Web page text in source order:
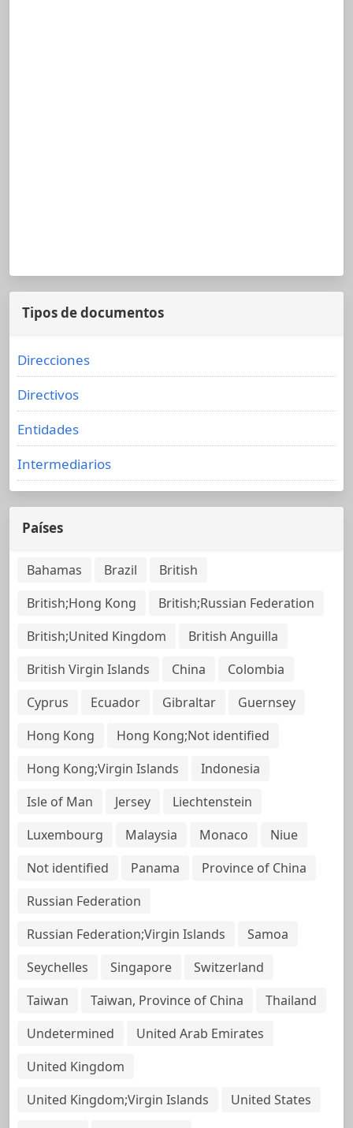
Tipos de documentos
Direcciones
Directivos
Entidades
Intermediarios
Países
Bahamas Brazil
British
British;Hong Kong
British;Russian Federation
British;United Kingdom
British Anguilla
British Virgin Islands
China
Colombia
Cyprus
Ecuador Gibraltar
Guernsey
Hong Kong
Hong Kong;Not identified
Hong Kong;Virgin Islands
Indonesia
Isle of Man
Jersey
Liechtenstein
Luxembourg
Malaysia Monaco
Niue
Not identified
Panama
Province of China
Russian Federation
Russian Federation;Virgin Islands
Samoa
Seychelles
Singapore
Switzerland
Taiwan
Taiwan, Province of China
Thailand
Undetermined
United Arab Emirates
United Kingdom
United Kingdom;Virgin Islands
United States